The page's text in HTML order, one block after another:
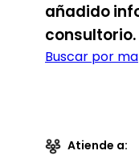
añadido
consultorio.
Buscar por
Atiende a: